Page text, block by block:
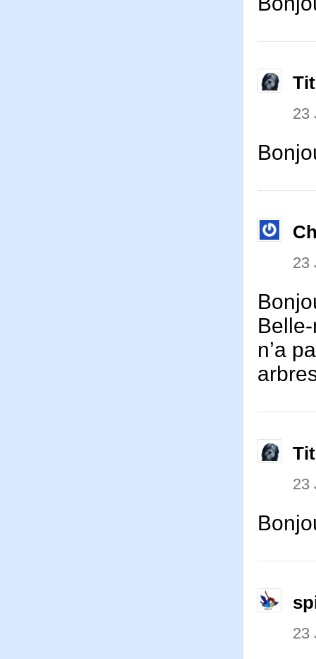
23
23
n’a
23
23